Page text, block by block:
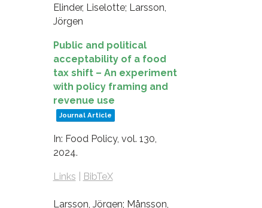
Elinder, Liselotte; Larsson,
Jörgen
Public and political
acceptability of a food
tax shift – An experiment
with policy framing and
revenue use
Journal Article
In: Food Policy, vol. 130,
2024.
Links BibTeX
Larsson, Jörgen; Månsson,